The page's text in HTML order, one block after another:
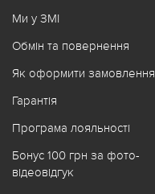
Ми у ЗМІ
Обмін та повернення
Як оформити замовлення
Гарантія
Програма лояльності
Бонус 100 грн за фото-
відеовідгук